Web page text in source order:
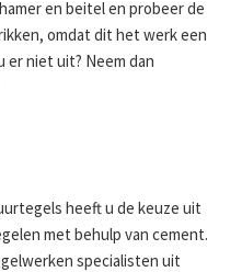
en beitel en probeer de
omdat dit het werk een
er niet uit? Neem dan
heeft u de keuze uit
met behulp van cement.
specialisten uit